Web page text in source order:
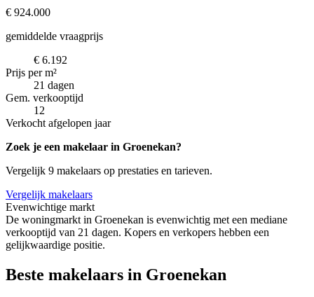
€ 924.000
gemiddelde vraagprijs
€ 6.192
Prijs per m²
21 dagen
Gem. verkooptijd
12
Verkocht afgelopen jaar
Zoek je een makelaar in Groenekan?
Vergelijk 9 makelaars op prestaties en tarieven.
Vergelijk makelaars
Evenwichtige markt
De woningmarkt in Groenekan is evenwichtig met een mediane
verkooptijd van 21 dagen. Kopers en verkopers hebben een
gelijkwaardige positie.
Beste makelaars in Groenekan